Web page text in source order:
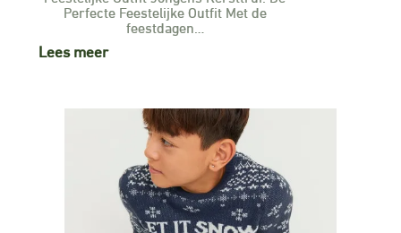
Perfecte Feestelijke Outfit Met de
feestdagen…
Lees meer